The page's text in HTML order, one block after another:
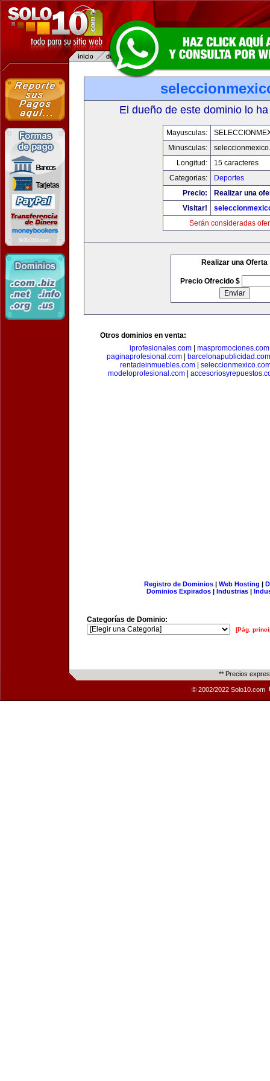
El dueño de este dominio lo
Mayusculas:
Minusculas:
Longitud:
15 caracteres
Categorias:
Deportes
Precio:
Realizar una
Visitar!
Serán consideradas
Realizar una Oferta
Precio Ofrecido $
Otros dominios en venta:
iprofesionales.com
maspromociones.com
paginaprofesional.com|
barcelonapublicidad.com
rentadeinmuebles.com
modeloprofesional.com|
Registro de Dominios| Web Hosting |
Dominios Expirados | Industrias |
Categorías de Dominio:
[Pág.
** Precios
© 2002/2022 Solo10.com